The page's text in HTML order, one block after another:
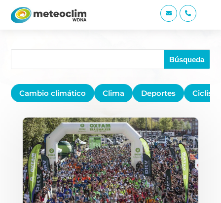
 
Cambio climático Clima Deportes